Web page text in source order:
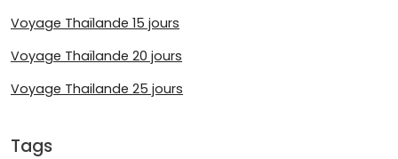
Voyage Thaïlande 15 jours
Voyage Thaïlande 20 jours
Voyage Thailande 25 jours
Tags